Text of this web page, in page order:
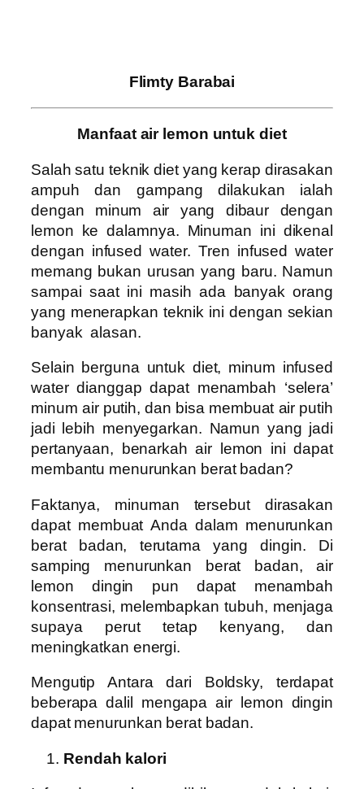
Flimty Barabai
Manfaat air lemon untuk diet
Salah satu teknik diet yang kerap dirasakan
ampuh dan gampang dilakukan ialah
dengan minum air yang dibaur dengan
lemon ke dalamnya. Minuman ini dikenal
dengan infused water. Tren infused water
memang bukan urusan yang baru. Namun
sampai saat ini masih ada banyak orang
yang menerapkan teknik ini dengan sekian
banyak alasan.
Selain berguna untuk diet, minum infused
water dianggap dapat menambah ‘selera’
minum air putih, dan bisa membuat air putih
jadi lebih menyegarkan. Namun yang jadi
pertanyaan, benarkah air lemon ini dapat
membantu menurunkan berat badan?
Faktanya, minuman tersebut dirasakan
dapat membuat Anda dalam menurunkan
berat badan, terutama yang dingin. Di
samping menurunkan berat badan, air
lemon dingin pun dapat menambah
konsentrasi, melembapkan tubuh, menjaga
supaya perut tetap kenyang, dan
meningkatkan energi.
Mengutip Antara dari Boldsky, terdapat
beberapa dalil mengapa air lemon dingin
dapat menurunkan berat badan.
Rendah kalori